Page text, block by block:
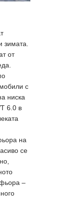
зимата.
от
с
ниска
6.0 в
на
се
–